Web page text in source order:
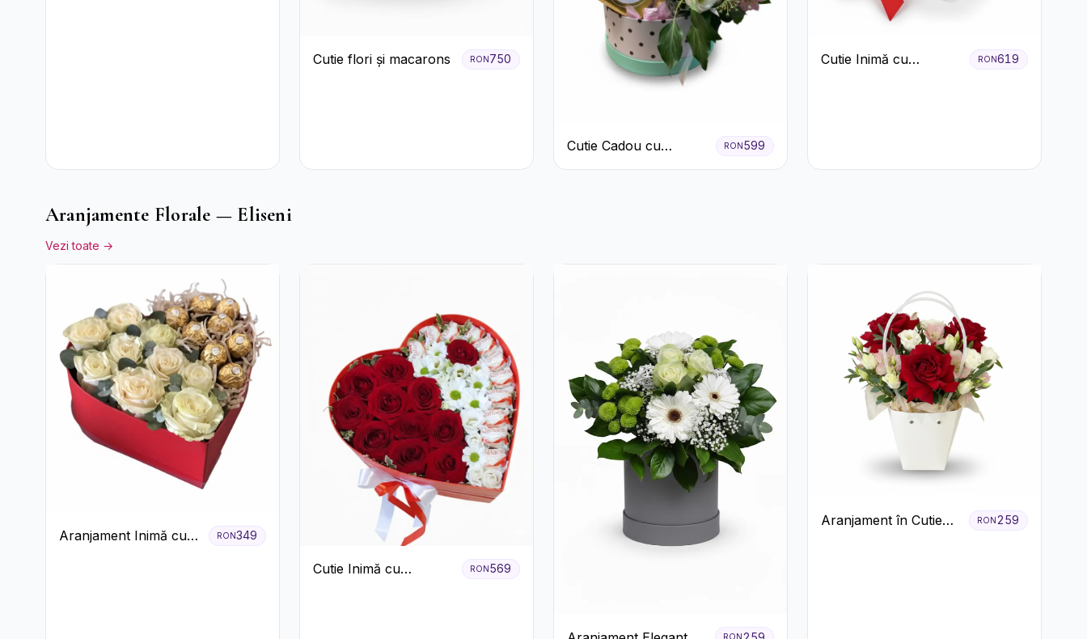
Cutie flori și macarons RON750
Cutie Cadou cu
Prosecco Mionetto
RON599
Cutie Inimă cu
RON619
Aranjamente Florale — Eliseni
Vezi toate →
Aranjament Inimă cu
RON349
Cutie Inimă cu
RON569
RON
Aranjament în Cutie
RON259